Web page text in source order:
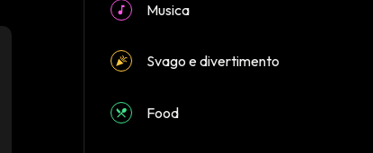
Musica
Svago e divertimento
Food